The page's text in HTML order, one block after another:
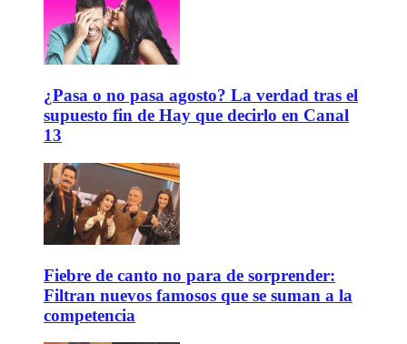
¿Pasa o no pasa agosto? La verdad tras el
supuesto fin de Hay que decirlo en Canal
13
Fiebre de canto no para de sorprender:
Filtran nuevos famosos que se suman a la
competencia